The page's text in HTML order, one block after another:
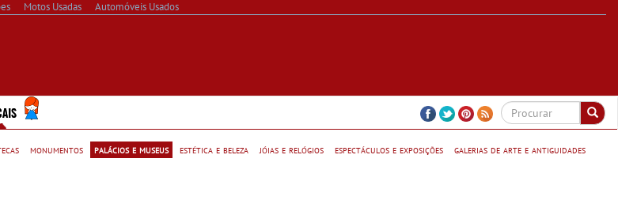
Motos Usadas Automóveis Usados
monumentos palácios e museus estética e beleza jóias e relógios espectáculos e exposições
galerias de arte e antiguidades